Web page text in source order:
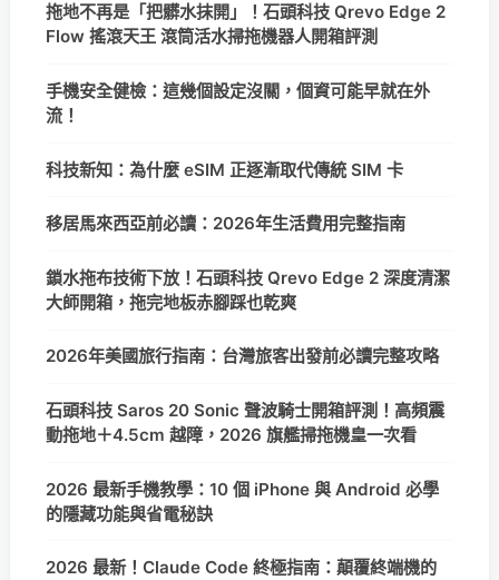
拖地不再是「把髒水抹開」！石頭科技 Qrevo Edge 2
Flow 搖滾天王 滾筒活水掃拖機器人開箱評測
手機安全健檢：這幾個設定沒關，個資可能早就在外
流！
科技新知：為什麼 eSIM 正逐漸取代傳統 SIM 卡
移居馬來西亞前必讀：2026年生活費用完整指南
鎖水拖布技術下放！石頭科技 Qrevo Edge 2 深度清潔
大師開箱，拖完地板赤腳踩也乾爽
2026年美國旅行指南：台灣旅客出發前必讀完整攻略
石頭科技 Saros 20 Sonic 聲波騎士開箱評測！高頻震
動拖地＋4.5cm 越障，2026 旗艦掃拖機皇一次看
2026 最新手機教學：10 個 iPhone 與 Android 必學
的隱藏功能與省電秘訣
2026 最新！Claude Code 終極指南：顛覆終端機的